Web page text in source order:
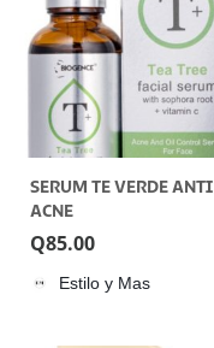
SERUM TE VERDE ANTI
ACNE
Q85.00
Estilo y Mas